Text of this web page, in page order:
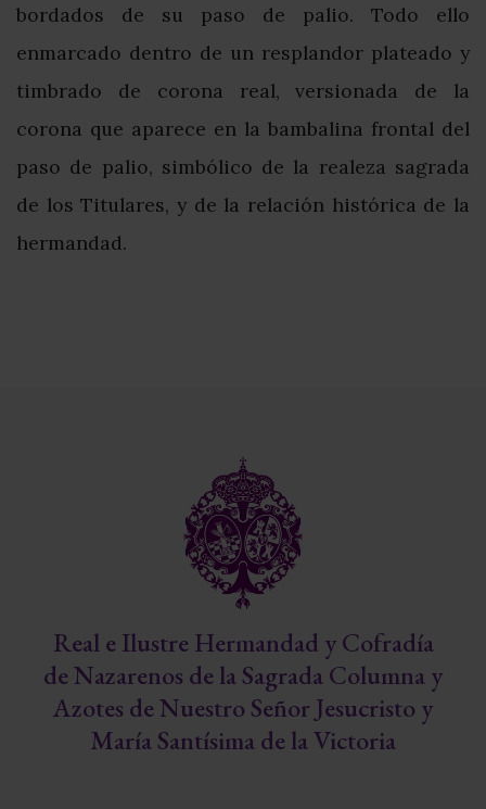
bordados de su paso de palio. Todo ello
enmarcado dentro de un resplandor plateado y
timbrado de corona real, versionada de la
corona que aparece en la bambalina frontal del
paso de palio, simbólico de la realeza sagrada
de los Titulares, y de la relación histórica de la
hermandad.
Real e Ilustre Hermandad y Cofradía
de Nazarenos de la Sagrada Columna y
Azotes de Nuestro Señor Jesucristo y
María Santísima de la Victoria